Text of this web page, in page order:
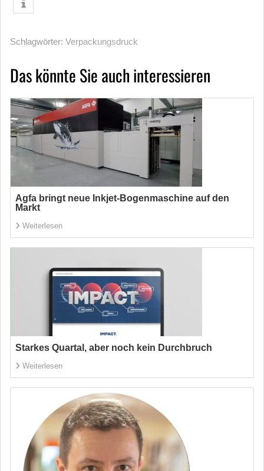
Schlagwörter: Verpackungsdruck
Das könnte Sie auch interessieren
Agfa bringt neue Inkjet-Bogenmaschine auf den
Markt
Weiterlesen
Starkes Quartal, aber noch kein Durchbruch
Weiterlesen